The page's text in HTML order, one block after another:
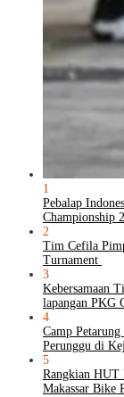
1
Pebalap
Championship
2
Tim Cefila
Turnament
3
Kebersamaan
lapangan PKG
4
Camp
Perunggu di
5
Rangkian HUT
Makassar Bike